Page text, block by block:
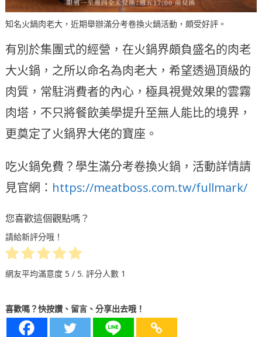
知名火鍋肉老大，近期舉辦滿分考卷換火鍋活動，頗受好評。
有別於集團式的經營，在火鍋界頗負盛名的肉老
大火鍋，之所以命名為肉老大，希望透過頂級的
肉質，常駐消費者的內心，極具視覺效果的雲霧
肉塔，不只將餐飲美學提升至無人能比的境界，
更奠定了火鍋界大佬的寶座。
吃火鍋免費？學生滿分考卷換火鍋，活動詳情請
見官網： https://meatboss.com.tw/fullmark/
您喜歡這個觀點嗎？
請給新評分哦！
網友平均滿意度 5 / 5. 評分人數 1
喜歡嗎？快按讚、留言、分享出去哦！